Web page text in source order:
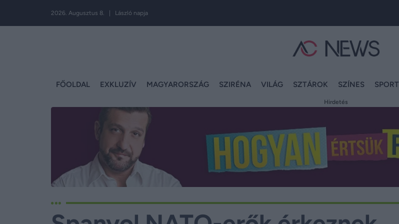
2026. Augusztus 8. | László napja
FŐOLDAL EXKLUZÍV MAGYARORSZÁG SZIRÉNA VILÁG SZTÁROK SZÍNES SPORT
Hirdetés